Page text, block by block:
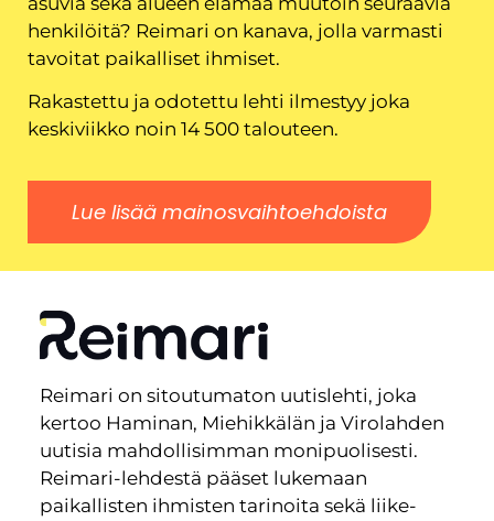
henkilöitä? Reimari on kanava, jolla varmasti
tavoitat paikalliset ihmiset.
Rakastettu ja odotettu lehti ilmestyy joka
keskiviikko noin 14 500 talouteen.
Lue lisää mainosvaihtoehdoista
Reimari on sitoutumaton uutislehti, joka
kertoo Haminan, Miehikkälän ja Virolahden
uutisia mahdollisimman monipuolisesti.
Reimari-lehdestä pääset lukemaan
paikallisten ihmisten tarinoita sekä liike-